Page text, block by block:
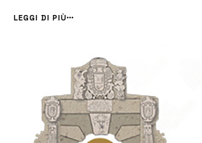
erano stati recuperati in mare, in acque
LEGGI DI PIÙ